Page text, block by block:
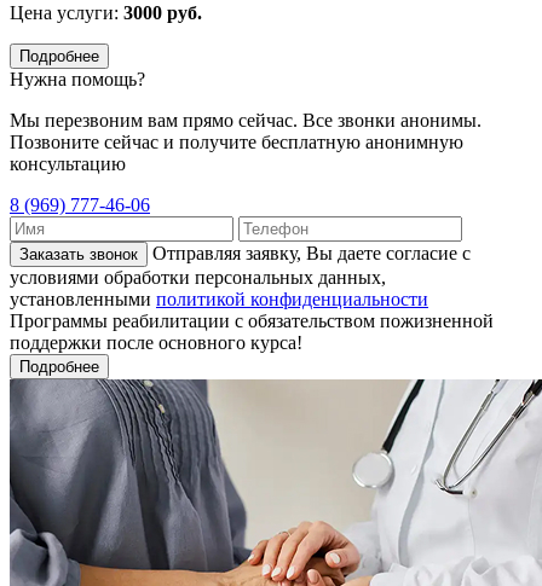
Цена услуги: 3000 руб.
Подробнее
Нужна помощь?
Мы перезвоним вам прямо сейчас. Все звонки анонимы.
Позвоните сейчас и получите бесплатную анонимную
консультацию
8 (969) 777-46-06
Заказать звонок
Отправляя заявку, Вы даете согласие с
условиями обработки персональных данных,
установленными политикой конфиденциальности
Программы реабилитации с обязательством пожизненной
поддержки после основного курса!
Подробнее